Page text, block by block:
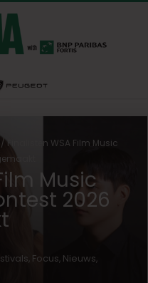
/Finalisten WSA Film Music
Music
2026
Focus, Nieuws,